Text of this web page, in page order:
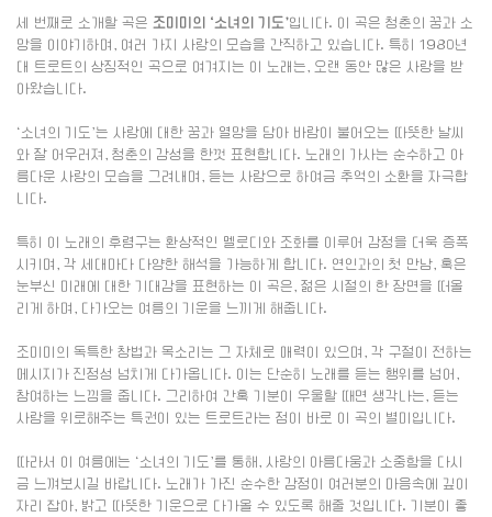
세 번째로 소개할 곡은 조미미의 ‘소녀의 기도’입니다. 이 곡은 청춘의 꿈과 소
망을 이야기하며, 여러 가지 사랑의 모습을 간직하고 있습니다. 특히 1980년
대 트로트의 상징적인 곡으로 여겨지는 이 노래는, 오랜 동안 많은 사랑을 받
아왔습니다.
‘소녀의 기도’는 사랑에 대한 꿈과 열망을 담아 바람이 불어오는 따뜻한 날씨
와 잘 어우러져, 청춘의 감성을 한껏 표현합니다. 노래의 가사는 순수하고 아
름다운 사랑의 모습을 그려내며, 듣는 사람으로 하여금 추억의 소환을 자극합
니다.
특히 이 노래의 후렴구는 환상적인 멜로디와 조화를 이루어 감정을 더욱 증폭
시키며, 각 세대마다 다양한 해석을 가능하게 합니다. 연인과의 첫 만남, 혹은
눈부신 미래에 대한 기대감을 표현하는 이 곡은, 젊은 시절의 한 장면을 떠올
리게 하며, 다가오는 여름의 기운을 느끼게 해줍니다.
조미미의 독특한 창법과 목소리는 그 자체로 매력이 있으며, 각 구절이 전하는
메시지가 진정성 넘치게 다가옵니다. 이는 단순히 노래를 듣는 행위를 넘어,
참여하는 느낌을 줍니다. 그리하여 간혹 기분이 우울할 때면 생각나는, 듣는
사람을 위로해주는 특권이 있는 트로트라는 점이 바로 이 곡의 별미입니다.
따라서 이 여름에는 ‘소녀의 기도’를 통해, 사랑의 아름다움과 소중함을 다시
금 느껴보시길 바랍니다. 노래가 가진 순수한 감정이 여러분의 마음속에 깊이
자리 잡아, 밝고 따뜻한 기운으로 다가올 수 있도록 해줄 것입니다. 기분이 좋